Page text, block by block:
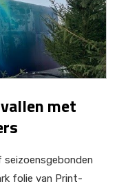
met
folie van Print-